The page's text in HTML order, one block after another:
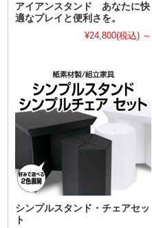
アイアンスタンド あなたに快
適なプレイと便利さを。
¥24,800(税込) ～
シンプルスタンド・チェアセッ
ト